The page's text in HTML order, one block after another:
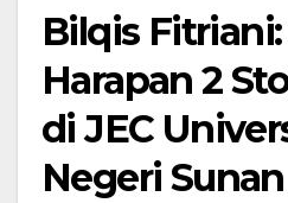
Bilqis Fitriani:
Harapan 2
di JEC
Negeri